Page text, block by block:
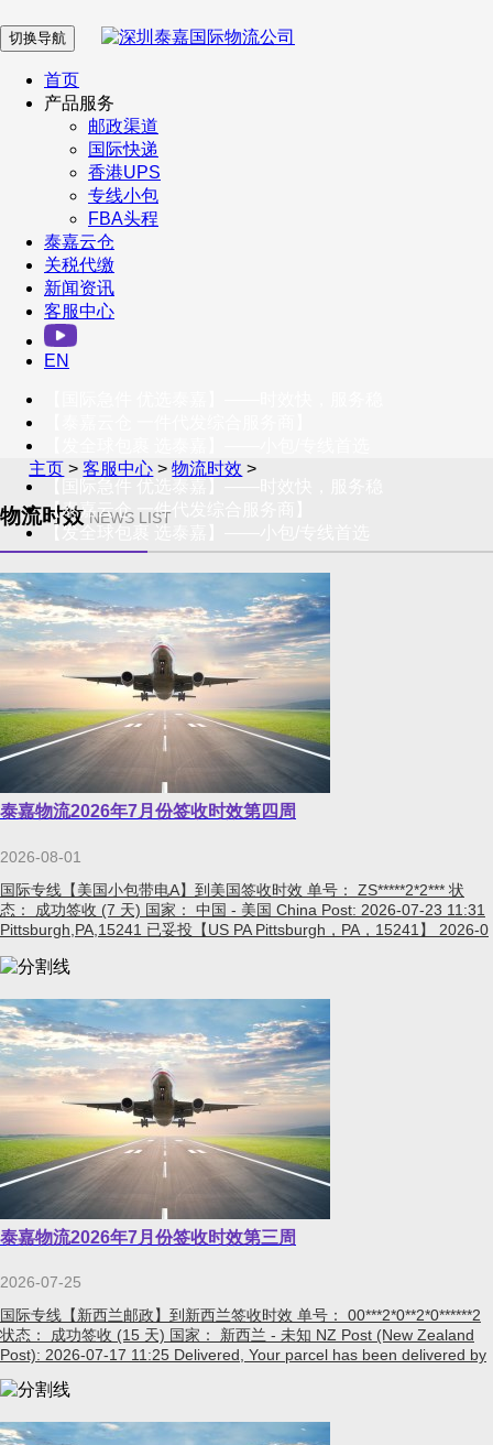
在 线 客 服
企业微信
订阅号
客户服务热线
400-098-5699
联系我们
切换导航
首页
产品服务
邮政渠道
国际快递
香港UPS
专线小包
FBA头程
泰嘉云仓
关税代缴
新闻资讯
客服中心
EN
【泰嘉云仓 一件代发综合服务商】
【发全球包裹 选泰嘉】——小包/专线首选
主页 >客服中心 >物流时效 >
物流时效 NEWS LIST
泰嘉物流2026年7月份签收时效第四周
2026-08-01
国际专线【美国小包带电A】到美国签收时效 单号： ZS*****2*2*** 状
态： 成功签收 (7 天) 国家： 中国 - 美国 China Post: 2026-07-23 11:31
Pittsburgh,PA,15241 已妥投【US PA Pittsburgh，PA，15241】 2026-0
泰嘉物流2026年7月份签收时效第三周
2026-07-25
国际专线【新西兰邮政】到新西兰签收时效 单号： 00***2*0**2*0******2
状态： 成功签收 (15 天) 国家： 新西兰 - 未知 NZ Post (New Zealand
Post): 2026-07-17 11:25 Delivered, Your parcel has been delivered by